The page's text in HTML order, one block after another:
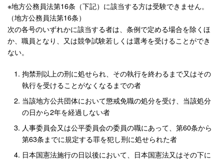
※地方公務員法第16条（下記）に該当する方は受験できません。
（地方公務員法第16条）
次の各号のいずれかに該当する者は、条例で定める場合を除くほ
か、職員となり、又は競争試験若しくは選考を受けることができ
ない。
拘禁刑以上の刑に処せられ、その執行を終わるまで又はその
執行を受けることがなくなるまでの者
当該地方公共団体において懲戒免職の処分を受け、当該処分
の日から2年を経過しない者
人事委員会又は公平委員会の委員の職にあって、第60条から
第63条までに規定する罪を犯し刑に処せられた者
日本国憲法施行の日以後において、日本国憲法又はその下に